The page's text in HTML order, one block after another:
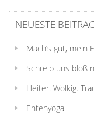
NEUESTE
Mach’s gut, mein
Schreib uns bloß
Heiter. Wolkig.
Entenyoga